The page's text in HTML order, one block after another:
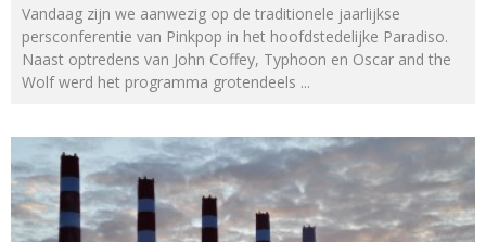
Vandaag zijn we aanwezig op de traditionele jaarlijkse
persconferentie van Pinkpop in het hoofdstedelijke Paradiso.
Naast optredens van John Coffey, Typhoon en Oscar and the
Wolf werd het programma grotendeels ...